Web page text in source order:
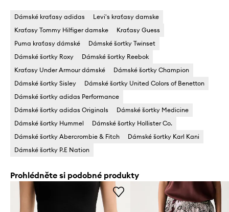
Dámské kraťasy adidas
Levi's kraťasy damske
Kraťasy Tommy Hilfiger damske
Kraťasy Guess
Puma kraťasy dámské
Dámské šortky Twinset
Dámské šortky Roxy
Dámské šortky Reebok
Kraťasy Under Armour dámské
Dámské šortky Champion
Dámské šortky Sisley
Dámské šortky United Colors of Benetton
Dámské šortky adidas Performance
Dámské šortky adidas Originals
Dámské šortky Medicine
Dámské šortky Hummel
Dámské šortky Hollister Co.
Dámské šortky Abercrombie & Fitch
Dámské šortky Karl Kani
Dámské šortky P.E Nation
Prohlédněte si podobné produkty